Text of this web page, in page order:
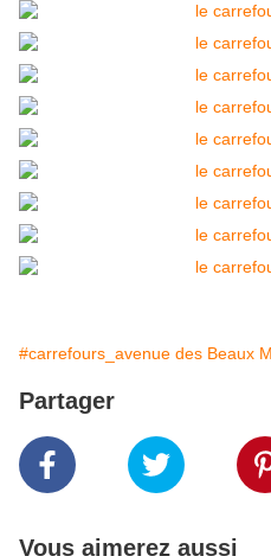
#carrefours_avenue des Beaux
Partager
Vous aimerez aussi